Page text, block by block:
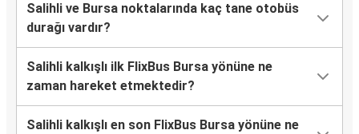
Salihli ve Bursa noktalarında kaç tane otobüs
durağı vardır?
Salihli kalkışlı ilk FlixBus Bursa yönüne ne
zaman hareket etmektedir?
Salihli kalkışlı en son FlixBus Bursa yönüne ne